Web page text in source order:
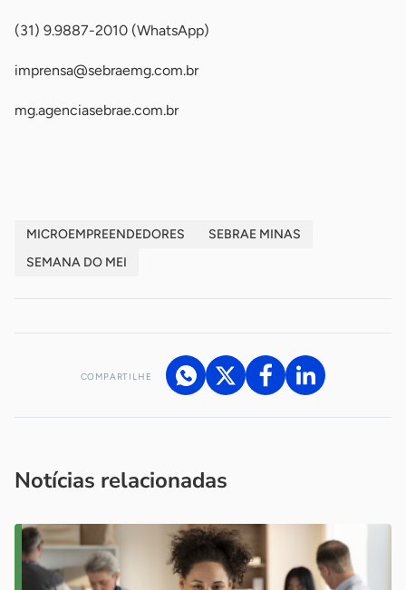
(31) 9.9887-2010 (WhatsApp)
imprensa@sebraemg.com.br
mg.agenciasebrae.com.br
MICROEMPREENDEDORES
SEBRAE MINAS
SEMANA DO MEI
COMPARTILHE
Notícias relacionadas